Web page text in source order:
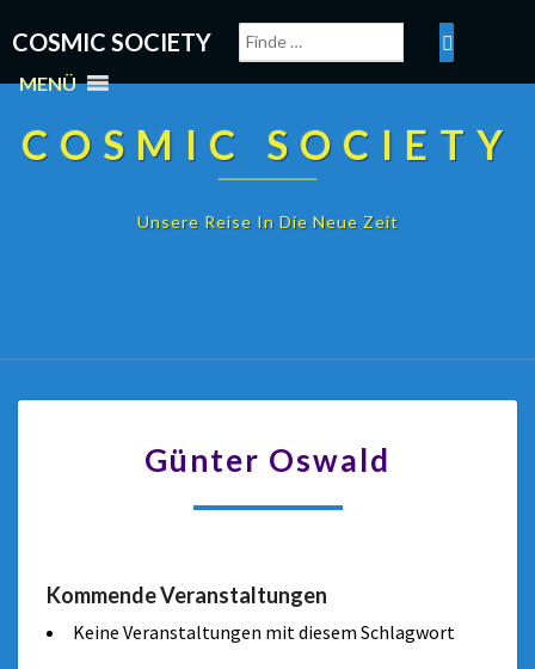
COSMIC SOCIETY
MENÜ
COSMIC SOCIETY
Unsere Reise In Die Neue Zeit
Günter Oswald
Kommende Veranstaltungen
Keine Veranstaltungen mit diesem Schlagwort